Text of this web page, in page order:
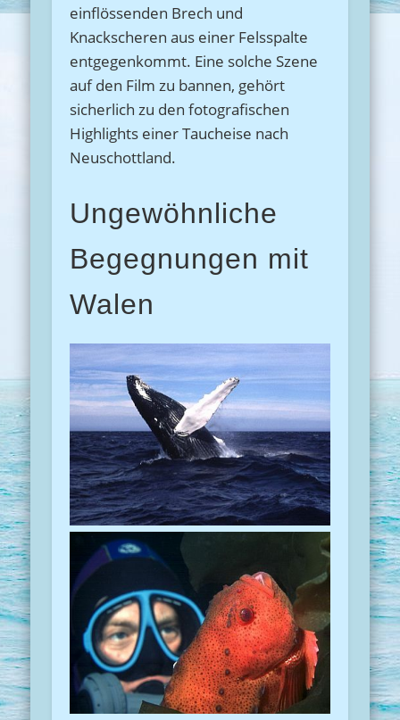
einflössenden Brech und
Knackscheren aus einer Felsspalte
entgegenkommt. Eine solche Szene
auf den Film zu bannen, gehört
sicherlich zu den fotografischen
Highlights einer Taucheise nach
Neuschottland.
Ungewöhnliche
Begegnungen mit
Walen